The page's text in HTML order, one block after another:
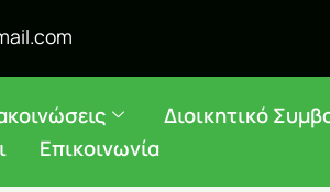
Διοικητικό
Επικοινωνία